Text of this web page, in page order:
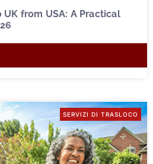
from USA: A Practical
SERVIZI DI TRASLOCO